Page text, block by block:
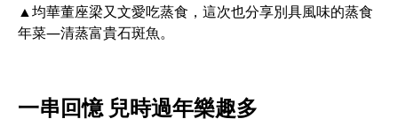
▲均華董座梁又文愛吃蒸食，這次也分享別具風味的蒸食
年菜—清蒸富貴石斑魚。
一串回憶 兒時過年樂趣多